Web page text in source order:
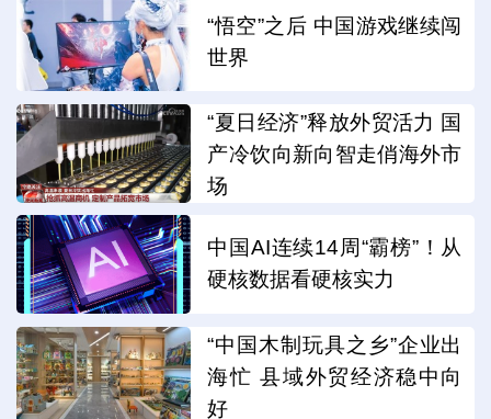
“悟空”之后 中国游戏继续闯
世界
“夏日经济”释放外贸活力 国
产冷饮向新向智走俏海外市
场
中国AI连续14周“霸榜”！从
硬核数据看硬核实力
“中国木制玩具之乡”企业出
海忙 县域外贸经济稳中向
好